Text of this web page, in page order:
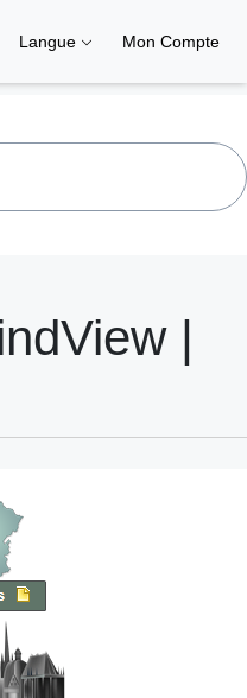
Langue Mon Compte
|